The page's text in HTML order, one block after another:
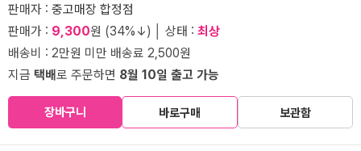
판매자 : 중고매장 합정점
판매가 : 9,300원 (34%↓) │ 상태 : 최상
배송비 : 2만원 미만 배송료 2,500원
지금 택배로 주문하면 8월 10일 출고 가능
장바구니 바로구매 보관함